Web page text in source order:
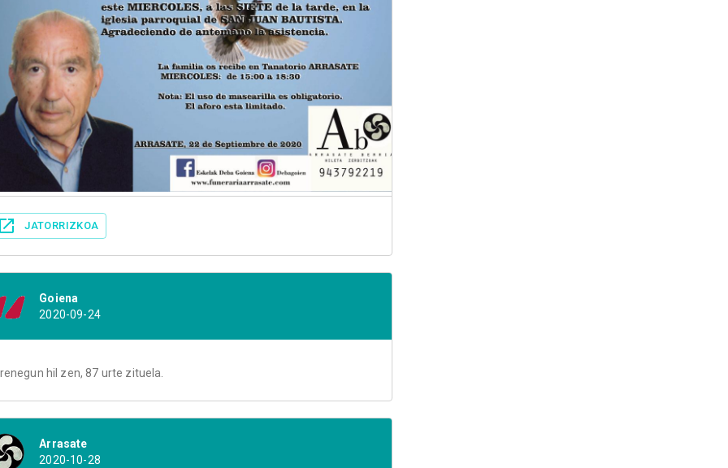
JATORRIZKOA
Goiena
2020-09-24
hil zen, 87 urte zituela.
Arrasate
2020-10-28